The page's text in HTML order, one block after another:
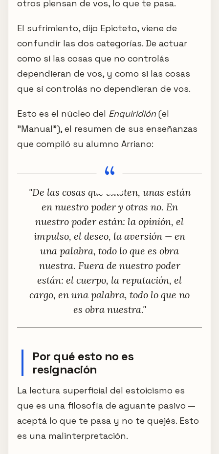
otros piensan de vos, lo que te pasa.
El sufrimiento, dijo Epicteto, viene de
confundir las dos categorías. De actuar
como si las cosas que no controlás
dependieran de vos, y como si las cosas
que sí controlás no dependieran de vos.
Esto es el núcleo del Enquiridión (el
"Manual"), el resumen de sus enseñanzas
que compiló su alumno Arriano:
"De las cosas que existen, unas están
en nuestro poder y otras no. En
nuestro poder están: la opinión, el
impulso, el deseo, la aversión — en
una palabra, todo lo que es obra
nuestra. Fuera de nuestro poder
están: el cuerpo, la reputación, el
cargo, en una palabra, todo lo que no
es obra nuestra."
Por qué esto no es
resignación
La lectura superficial del estoicismo es
que es una filosofía de aguante pasivo —
aceptá lo que te pasa y no te quejés. Esto
es una malinterpretación.